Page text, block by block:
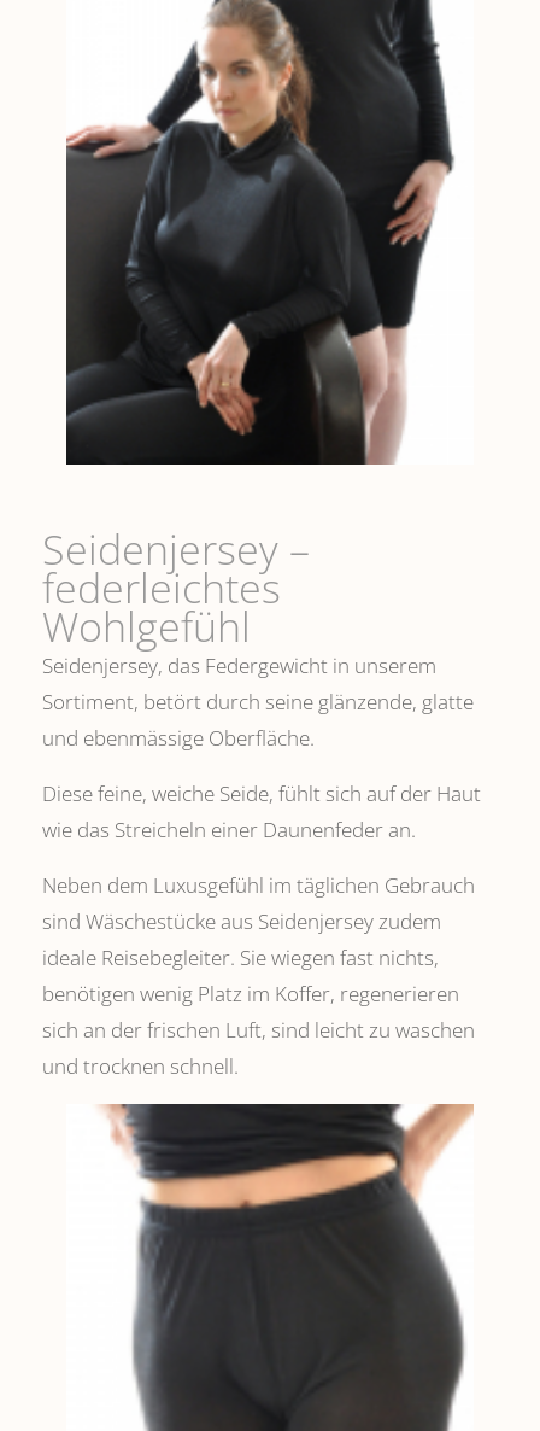
Seidenjersey –
federleichtes
Wohlgefühl
Seidenjersey, das Federgewicht in unserem
Sortiment, betört durch seine glänzende, glatte
und ebenmässige Oberfläche.
Diese feine, weiche Seide, fühlt sich auf der Haut
wie das Streicheln einer Daunenfeder an.
Neben dem Luxusgefühl im täglichen Gebrauch
sind Wäschestücke aus Seidenjersey zudem
ideale Reisebegleiter. Sie wiegen fast nichts,
benötigen wenig Platz im Koffer, regenerieren
sich an der frischen Luft, sind leicht zu waschen
und trocknen schnell.